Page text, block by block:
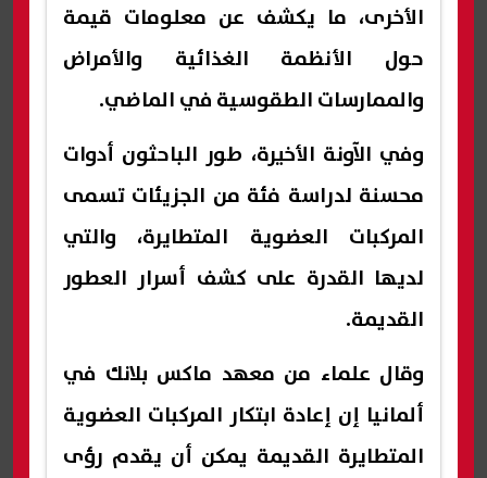
الأخرى، ما يكشف عن معلومات قيمة
حول الأنظمة الغذائية والأمراض
والممارسات الطقوسية في الماضي.
وفي الآونة الأخيرة، طور الباحثون أدوات
محسنة لدراسة فئة من الجزيئات تسمى
المركبات العضوية المتطايرة، والتي
لديها القدرة على كشف أسرار العطور
القديمة.
وقال علماء من معهد ماكس بلانك في
ألمانيا إن إعادة ابتكار المركبات العضوية
المتطايرة القديمة يمكن أن يقدم رؤى